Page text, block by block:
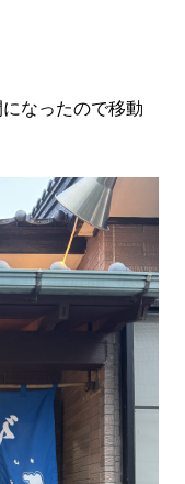
なったので移動